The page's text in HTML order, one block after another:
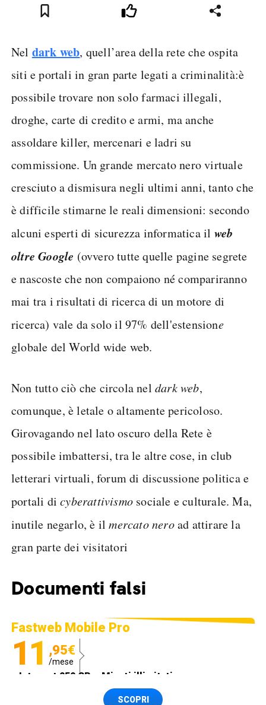
Nel dark web, quell’area della rete che ospita
siti e portali in gran parte legati a criminalità:è
possibile trovare non solo farmaci illegali,
droghe, carte di credito e armi, ma anche
assoldare killer, mercenari e ladri su
commissione. Un grande mercato nero virtuale
cresciuto a dismisura negli ultimi anni, tanto che
è difficile stimarne le reali dimensioni: secondo
alcuni esperti di sicurezza informatica il web
oltre Google (ovvero tutte quelle pagine segrete
e nascoste che non compaiono né compariranno
mai tra i risultati di ricerca di un motore di
ricerca) vale da solo il 97% dell'estensione
globale del World wide web.
Non tutto ciò che circola nel dark web,
comunque, è letale o altamente pericoloso.
Girovagando nel lato oscuro della Rete è
possibile imbattersi, tra le altre cose, in club
letterari virtuali, forum di discussione politica e
portali dicyberattivismo sociale e culturale. Ma,
inutile negarlo, è ilmercato neroad attirare la
gran parte dei visitatori
Documenti falsi
Fastweb Mobile Pro
11 ,95€
/mese
Internet 250 GB e Minuti illimitati
Spedizione SIM GRATISSCOPRI